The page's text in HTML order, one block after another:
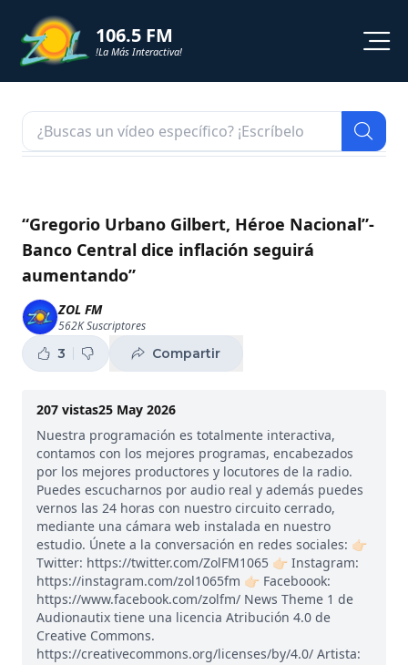
106.5 FM
!La Más Interactiva!
NOTICIAS
SHORTS
PODCAST
ZOL TV
“Gregorio Urbano Gilbert, Héroe Nacional”-
Banco Central dice inflación seguirá
aumentando”
ZOL FM
562KSuscriptores
3 Compartir
207 vistas25 May 2026
Nuestra programación es totalmente interactiva,
contamos con los mejores programas, encabezados
por los mejores productores y locutores de la radio.
Puedes escucharnos por audio real y además puedes
vernos las 24 horas con nuestro circuito cerrado,
mediante una cámara web instalada en nuestro
estudio. Únete a la conversación en redes sociales: 👉🏻
Twitter: https://twitter.com/ZolFM1065 👉🏻 Instagram:
https://instagram.com/zol1065fm 👉🏻 Faceboook:
https://www.facebook.com/zolfm/ News Theme 1 de
Audionautix tiene una licencia Atribución 4.0 de
Creative Commons.
https://creativecommons.org/licenses/by/4.0/ Artista: